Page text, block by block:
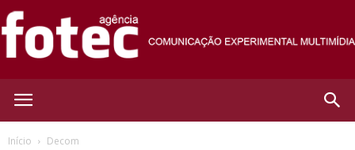
Início Decom